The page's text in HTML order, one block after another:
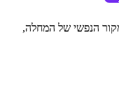
הנפשי של המחלה,